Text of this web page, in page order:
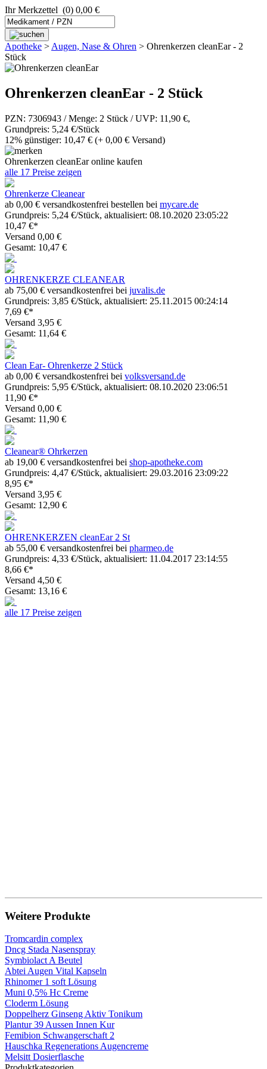
Ihr Merkzettel (0) 0,00 €
Apotheke > Augen, Nase & Ohren > Ohrenkerzen cleanEar - 2
Stück
Ohrenkerzen cleanEar - 2 Stück
PZN: 7306943 / Menge: 2 Stück / UVP: 11,90 €,
Grundpreis: 5,24 €/Stück
12% günstiger: 10,47 € (+ 0,00 € Versand)
Ohrenkerzen cleanEar online kaufen
alle 17 Preise zeigen
Ohrenkerze Cleanear
ab 0,00 € versandkostenfrei bestellen bei mycare.de
Grundpreis: 5,24 €/Stück, aktualisiert: 08.10.2020 23:05:22
10,47 €*
Versand 0,00 €
Gesamt: 10,47 €
OHRENKERZE CLEANEAR
ab 75,00 € versandkostenfrei bei juvalis.de
Grundpreis: 3,85 €/Stück, aktualisiert: 25.11.2015 00:24:14
7,69 €*
Versand 3,95 €
Gesamt: 11,64 €
Clean Ear- Ohrenkerze 2 Stück
ab 0,00 € versandkostenfrei bei volksversand.de
Grundpreis: 5,95 €/Stück, aktualisiert: 08.10.2020 23:06:51
11,90 €*
Versand 0,00 €
Gesamt: 11,90 €
Cleanear® Ohrkerzen
ab 19,00 € versandkostenfrei bei shop-apotheke.com
Grundpreis: 4,47 €/Stück, aktualisiert: 29.03.2016 23:09:22
8,95 €*
Versand 3,95 €
Gesamt: 12,90 €
OHRENKERZEN cleanEar 2 St
ab 55,00 € versandkostenfrei bei pharmeo.de
Grundpreis: 4,33 €/Stück, aktualisiert: 11.04.2017 23:14:55
8,66 €*
Versand 4,50 €
Gesamt: 13,16 €
alle 17 Preise zeigen
Weitere Produkte
Tromcardin complex
Dncg Stada Nasenspray
Symbiolact A Beutel
Abtei Augen Vital Kapseln
Rhinomer 1 soft Lösung
Muni 0,5% Hc Creme
Cloderm Lösung
Doppelherz Ginseng Aktiv Tonikum
Plantur 39 Aussen Innen Kur
Femibion Schwangerschaft 2
Hauschka Regenerations Augencreme
Melsitt Dosierflasche